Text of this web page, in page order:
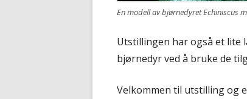
En modell av bjørnedyretEchiniscus
Utstillingen har også et lite
bjørnedyr ved å bruke de
Velkommen til utstilling og